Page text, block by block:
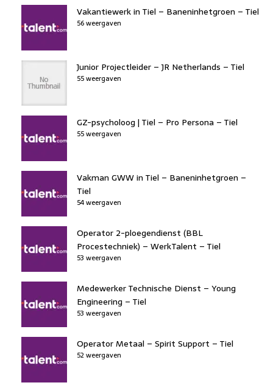
Vakantiewerk in Tiel – Baneninhetgroen – Tiel
56 weergaven
Junior Projectleider – JR Netherlands – Tiel
55 weergaven
GZ-psycholoog | Tiel – Pro Persona – Tiel
55 weergaven
Vakman GWW in Tiel – Baneninhetgroen –
Tiel
54 weergaven
Operator 2-ploegendienst (BBL
Procestechniek) – WerkTalent – Tiel
53 weergaven
Medewerker Technische Dienst – Young
Engineering – Tiel
53 weergaven
Operator Metaal – Spirit Support – Tiel
52 weergaven